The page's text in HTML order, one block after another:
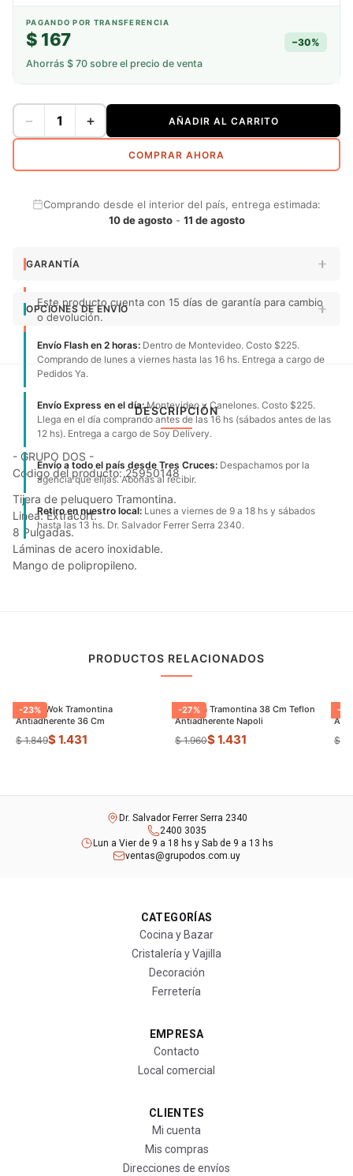
PAGANDO POR TRANSFERENCIA
$ 167 −30%
Ahorrás $ 70 sobre el precio de venta
− + AÑADIR AL CARRITO
COMPRAR AHORA
Comprando desde el interior del país, entrega estimada:
10 de agosto- 11 de agosto
GARANTÍA
Este producto cuenta con 15 días de garantía para cambio
o devolución.
OPCIONES DE ENVÍO
Envío Flash en 2 horas: Dentro de Montevideo. Costo $225.
Comprando de lunes a viernes hasta las 16 hs. Entrega a cargo de
Pedidos Ya.
Envío Express en el día:Montevideo y Canelones. Costo $225.
Llega en el día comprando antes de las 16 hs (sábados antes de las
12 hs). Entrega a cargo de Soy Delivery.
Envío a todo el país desde Tres Cruces: Despachamos por la
agencia que elijas. Abonas al recibir.
Retiro en nuestro local: Lunes a viernes de 9 a 18 hs y sábados
hasta las 13 hs. Dr. Salvador Ferrer Serra 2340.
DESCRIPCIÓN
- GRUPO DOS -
Código del producto: 25950148
Tijera de peluquero Tramontina.
Linea: Extracort.
8 Pulgadas.
Láminas de acero inoxidable.
Mango de polipropileno.
PRODUCTOS RELACIONADOS
-23%
Sarten Wok Tramontina
Antiadherente 36 Cm
$ 1.849$ 1.431
-27%
Paellera Tramontina 38 Cm Teflon
Antiadherente Napoli
$ 1.960$ 1.431
-
$
Dr. Salvador Ferrer Serra 2340
2400 3035
Lun a Vier de 9 a 18 hs y Sab de 9 a 13 hs
ventas@grupodos.com.uy
CATEGORÍAS
Cocina y Bazar
Cristalería y Vajilla
Decoración
Ferretería
EMPRESA
Contacto
Local comercial
CLIENTES
Mi cuenta
Mis compras
Direcciones de envíos